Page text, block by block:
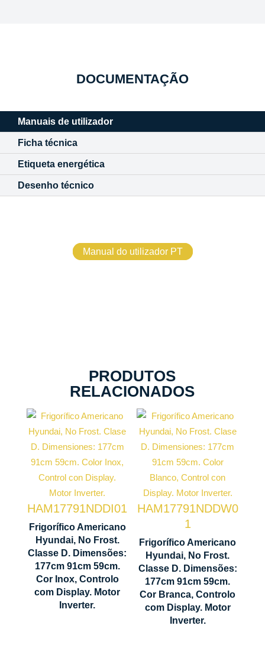
DOCUMENTAÇÃO
Manuais de utilizador
Ficha técnica
Etiqueta energética
Desenho técnico
Manual do utilizador PT
PRODUTOS
RELACIONADOS
HAM17791NDDI01
Frigorífico Americano
Hyundai, No Frost.
Classe D. Dimensões:
177cm 91cm 59cm.
Cor Inox, Controlo
com Display. Motor
Inverter.
Tecnologia
No Frost
Motor
Inverter
Ecrã de
Controlo
LED
Táctil
Modo
Super
1770
x 910
x 590
mm
HAM17791NDDW0
1
Frigorífico Americano
Hyundai, No Frost.
Classe D. Dimensões:
177cm 91cm 59cm.
Cor Branca, Controlo
com Display. Motor
Inverter.
Tecnologia
No Frost
Motor
Inverter
Ecrã de
Controlo
LED
Táctil
Modo
Super